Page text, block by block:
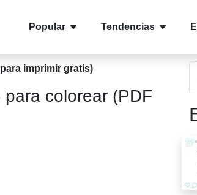
Popular Tendencias
imprimir gratis)
colorear (PDF